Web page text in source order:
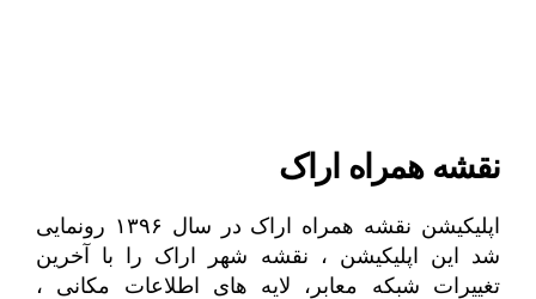
نقشه همراه اراک
اپلیکیشن نقشه همراه اراک در سال ۱۳۹۶ رونمایی
شد این اپلیکیشن ، نقشه شهر اراک را با آخرین
تغییرات شبکه معابر، لایه های اطلاعات مکانی ،